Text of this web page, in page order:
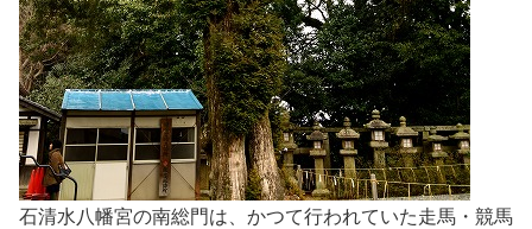
石清水八幡宮の南総門は、かつて行われていた走馬・競馬